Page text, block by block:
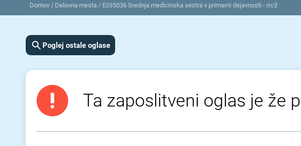
Domov / Delovna mesta / E035036 Srednja medicinska sestra v primarni dejavnosti - m/ž
Poglej ostale oglase
Ta zaposlitveni oglas je že